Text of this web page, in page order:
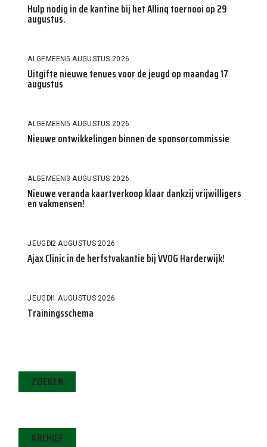
Hulp nodig in de kantine bij het Allinq toernooi op 29
augustus.
ALGEMEEN5 AUGUSTUS 2026
Uitgifte nieuwe tenues voor de jeugd op maandag 17
augustus
ALGEMEEN5 AUGUSTUS 2026
Nieuwe ontwikkelingen binnen de sponsorcommissie
ALGEMEEN3 AUGUSTUS 2026
Nieuwe veranda kaartverkoop klaar dankzij vrijwilligers
en vakmensen!
JEUGD2 AUGUSTUS 2026
Ajax Clinic in de herfstvakantie bij VVOG Harderwijk!
JEUGD1 AUGUSTUS 2026
Trainingsschema
ZOEKEN
ARCHIEF